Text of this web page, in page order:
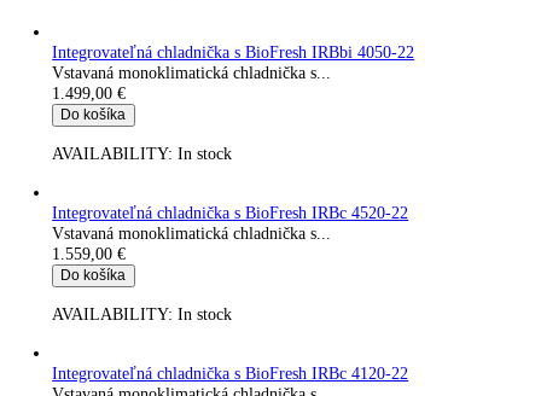
Kombinácia chladničky a mrazničky s BioFresh a NoFrost
572i-22
Kombinovaná chladnička s BioFresh a...
1.399,00€
Do košíka
AVAILABILITY: